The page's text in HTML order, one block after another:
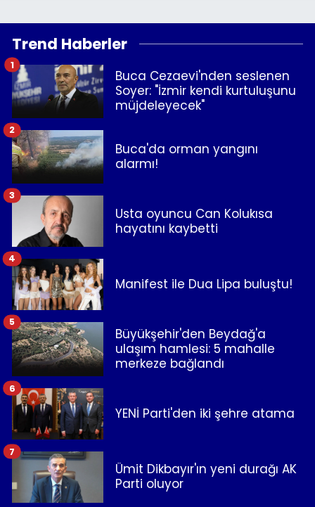
Trend Haberler
Buca Cezaevi'nden seslenen
Soyer: "İzmir kendi kurtuluşunu
müjdeleyecek"
1
Buca'da orman yangını
alarmı!
2
Usta oyuncu Can Kolukısa
hayatını kaybetti
3
Manifest ile Dua Lipa buluştu!
4
Büyükşehir'den Beydağ'a
ulaşım hamlesi: 5 mahalle
merkeze bağlandı
5
YENİ Parti'den iki şehre atama
6
Ümit Dikbayır'ın yeni durağı AK
Parti oluyor
7